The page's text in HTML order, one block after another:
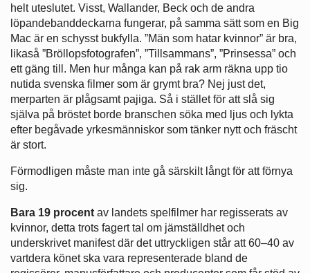
helt uteslutet. Visst, Wallander, Beck och de andra
löpandebanddeckarna fungerar, på samma sätt som en Big
Mac är en schysst bukfylla. ”Män som hatar kvinnor” är bra,
likaså ”Bröllopsfotografen”, ”Tillsammans”, ”Prinsessa” och
ett gäng till. Men hur många kan på rak arm räkna upp tio
nutida svenska filmer som är grymt bra? Nej just det,
merparten är plågsamt pajiga. Så i stället för att slå sig
själva på bröstet borde branschen söka med ljus och lykta
efter begåvade yrkesmänniskor som tänker nytt och fräscht
är stort.
Förmodligen måste man inte gå särskilt långt för att förnya
sig.
Bara 19 procent av landets spelfilmer har regisserats av
kvinnor, detta trots fagert tal om jämställdhet och
underskrivet manifest där det uttryckligen står att 60–40 av
vartdera könet ska vara representerade bland de